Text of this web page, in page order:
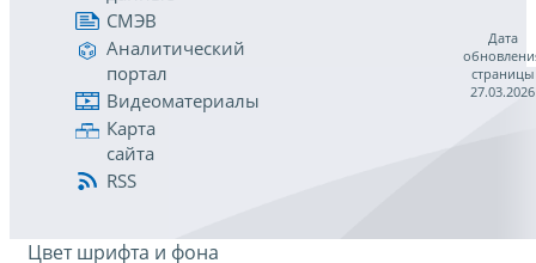
СМЭВ
Аналитический
портал
Видеоматериалы
Карта
сайта
RSS
Дата
страницы
27.03.2026
Цвет шрифта и фона